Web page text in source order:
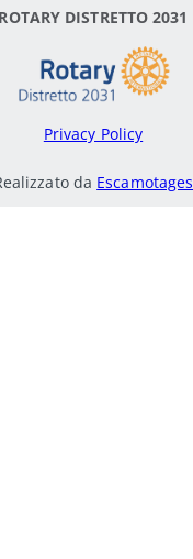
ROTARY DISTRETTO 2031
Privacy Policy
da Escamotages